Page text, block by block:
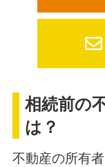
相続前の
は？
不動産の所有